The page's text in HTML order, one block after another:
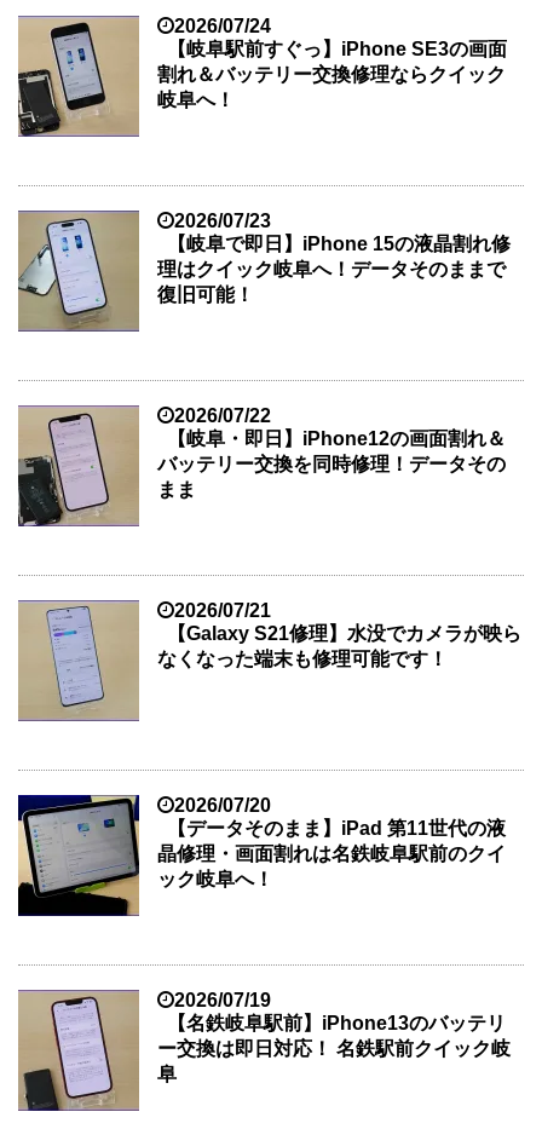
2026/07/24
【岐阜駅前すぐっ】iPhone SE3の画面
割れ＆バッテリー交換修理ならクイック
岐阜へ！
2026/07/23
【岐阜で即日】iPhone 15の液晶割れ修
理はクイック岐阜へ！データそのままで
復旧可能！
2026/07/22
【岐阜・即日】iPhone12の画面割れ＆
バッテリー交換を同時修理！データその
まま
2026/07/21
【Galaxy S21修理】水没でカメラが映ら
なくなった端末も修理可能です！
2026/07/20
【データそのまま】iPad 第11世代の液
晶修理・画面割れは名鉄岐阜駅前のクイ
ック岐阜へ！
2026/07/19
【名鉄岐阜駅前】iPhone13のバッテリ
ー交換は即日対応！ 名鉄駅前クイック岐
阜